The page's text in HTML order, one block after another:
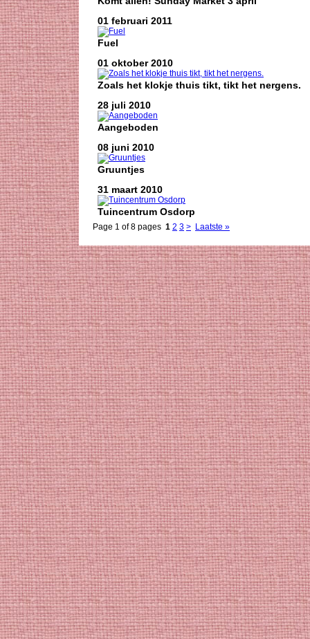
01 februari 2011
Fuel
01 oktober 2010
Zoals het klokje thuis tikt, tikt het nergens.
28 juli 2010
Aangeboden
08 juni 2010
Gruuntjes
31 maart 2010
Tuincentrum Osdorp
Page 1 of 8 pages 1 2 3 > Laatste »